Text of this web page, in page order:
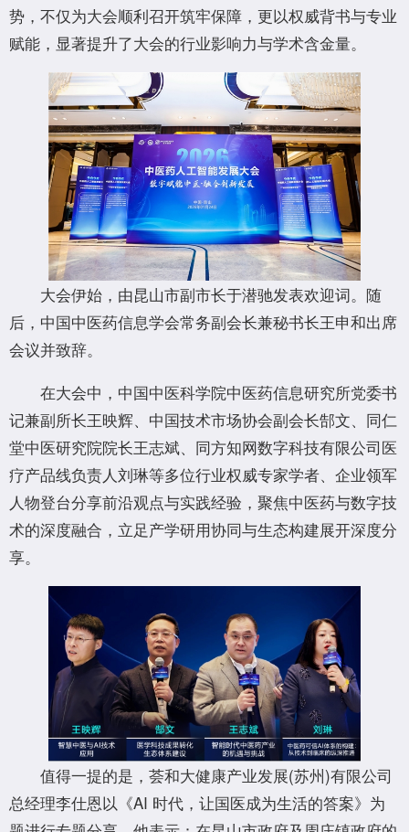
势，不仅为大会顺利召开筑牢保障，更以权威背书与专业
赋能，显著提升了大会的行业影响力与学术含金量。
大会伊始，由昆山市副市长于潜驰发表欢迎词。随
后，中国中医药信息学会常务副会长兼秘书长王申和出席
会议并致辞。
在大会中，中国中医科学院中医药信息研究所党委书
记兼副所长王映辉、中国技术市场协会副会长郜文、同仁
堂中医研究院院长王志斌、同方知网数字科技有限公司医
疗产品线负责人刘琳等多位行业权威专家学者、企业领军
人物登台分享前沿观点与实践经验，聚焦中医药与数字技
术的深度融合，立足产学研用协同与生态构建展开深度分
享。
值得一提的是，荟和大健康产业发展(苏州)有限公司
总经理李仕恩以《AI 时代，让国医成为生活的答案》为